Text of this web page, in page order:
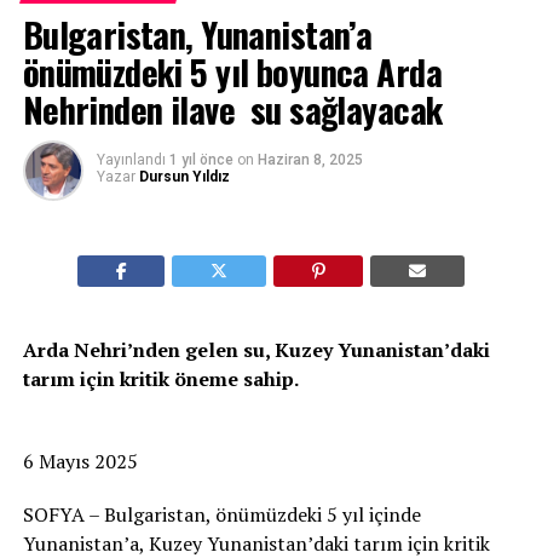
Bulgaristan, Yunanistan’a
önümüzdeki 5 yıl boyunca Arda
Nehrinden ilave su sağlayacak
Yayınlandı 1 yıl önce on Haziran 8, 2025
Yazar Dursun Yıldız
Arda Nehri’nden gelen su, Kuzey Yunanistan’daki
tarım için kritik öneme sahip.
6 Mayıs 2025
SOFYA – Bulgaristan, önümüzdeki 5 yıl içinde
Yunanistan’a, Kuzey Yunanistan’daki tarım için kritik